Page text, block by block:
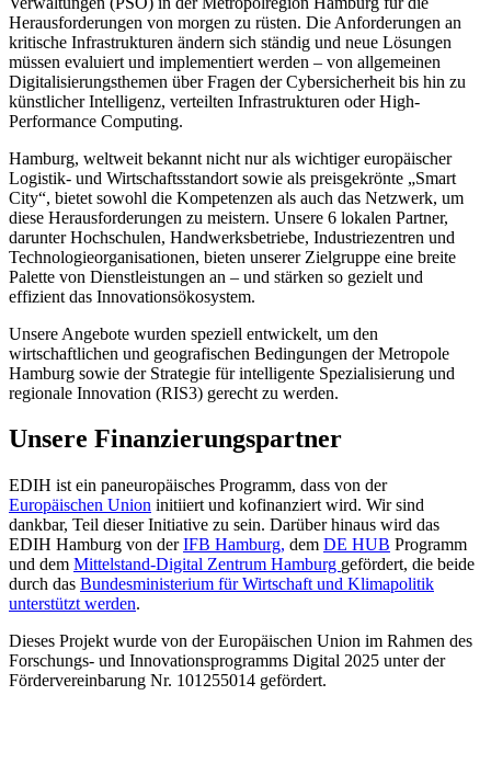
Herausforderungen von morgen zu rüsten. Die Anforderungen an
kritische Infrastrukturen ändern sich ständig und neue Lösungen
müssen evaluiert und implementiert werden – von allgemeinen
Digitalisierungsthemen über Fragen der Cybersicherheit bis hin zu
künstlicher Intelligenz, verteilten Infrastrukturen oder High-
Performance Computing.
Hamburg, weltweit bekannt nicht nur als wichtiger europäischer
Logistik- und Wirtschaftsstandort sowie als preisgekrönte „Smart
City“, bietet sowohl die Kompetenzen als auch das Netzwerk, um
diese Herausforderungen zu meistern. Unsere 6 lokalen Partner,
darunter Hochschulen, Handwerksbetriebe, Industriezentren und
Technologieorganisationen, bieten unserer Zielgruppe eine breite
Palette von Dienstleistungen an – und stärken so gezielt und
effizient das Innovationsökosystem.
Unsere Angebote wurden speziell entwickelt, um den
wirtschaftlichen und geografischen Bedingungen der Metropole
Hamburg sowie der Strategie für intelligente Spezialisierung und
regionale Innovation (RIS3) gerecht zu werden.
Unsere Finanzierungspartner
EDIH ist ein paneuropäisches Programm, dass von der
Europäischen Union initiiert und kofinanziert wird. Wir sind
dankbar, Teil dieser Initiative zu sein. Darüber hinaus wird das
EDIH Hamburg von derIFB Hamburg, dem DE HUB Programm
und dem Mittelstand-Digital Zentrum Hamburg gefördert, die beide
durch das Bundesministerium für Wirtschaft und Klimapolitik
unterstützt werden.
Dieses Projekt wurde von der Europäischen Union im Rahmen des
Forschungs- und Innovationsprogramms Digital 2025 unter der
Fördervereinbarung Nr. 101255014 gefördert.